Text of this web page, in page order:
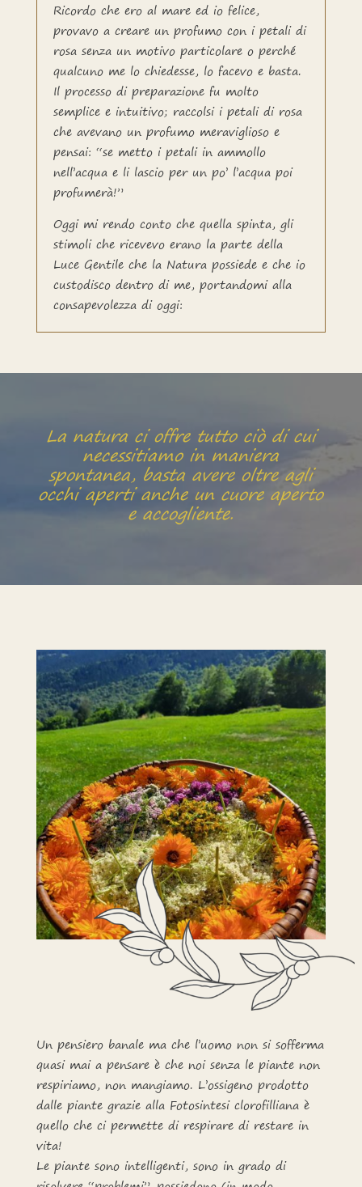
Ricordo che ero al mare ed io felice,
provavo a creare un profumo con i petali di
rosa senza un motivo particolare o perché
qualcuno me lo chiedesse, lo facevo e basta.
Il processo di preparazione fu molto
semplice e intuitivo; raccolsi i petali di rosa
che avevano un profumo meraviglioso e
pensai: “se metto i petali in ammollo
nell’acqua e li lascio per un po’ l’acqua poi
profumerà!”
Oggi mi rendo conto che quella spinta, gli
stimoli che ricevevo erano la parte della
Luce Gentile che la Natura possiede e che io
custodisco dentro di me, portandomi alla
consapevolezza di oggi:
La natura ci offre tutto ciò di cui
necessitiamo in maniera
spontanea, basta avere oltre agli
occhi aperti anche un cuore aperto
e accogliente.
Un pensiero banale ma che l’uomo non si sofferma
quasi mai a pensare è che noi senza le piante non
respiriamo, non mangiamo. L’ossigeno prodotto
dalle piante grazie alla Fotosintesi clorofilliana è
quello che ci permette di respirare di restare in
vita!
Le piante sono intelligenti, sono in grado di